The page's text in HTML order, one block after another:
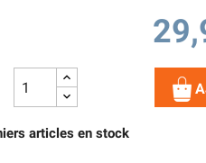
articles en stock